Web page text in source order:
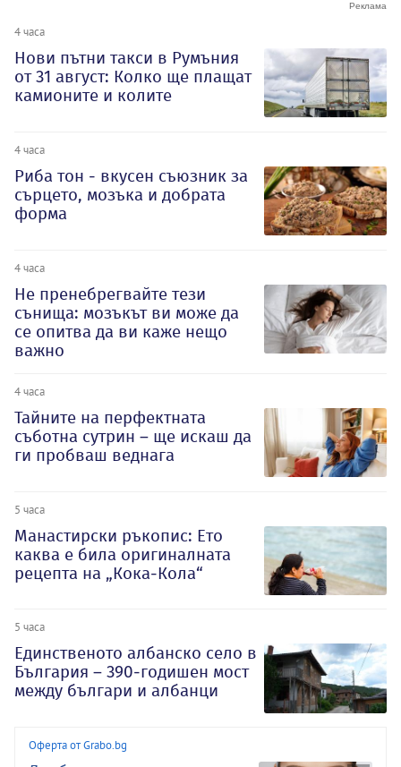
4 часа
Нови пътни такси в Румъния
от 31 август: Колко ще плащат
камионите и колите
4 часа
Риба тон - вкусен съюзник за
сърцето, мозъка и добрата
форма
4 часа
Не пренебрегвайте тези
сънища: мозъкът ви може да
се опитва да ви каже нещо
важно
4 часа
Тайните на перфектната
съботна сутрин – ще искаш да
ги пробваш веднага
5 часа
Манастирски ръкопис: Ето
каква е била оригиналната
рецепта на „Кока-Кола“
5 часа
Единственото албанско село в
България – 390-годишен мост
между българи и албанци
Оферта от Grabo.bg